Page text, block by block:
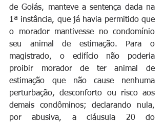
de Goiás, manteve a sentença dada na
1ª instância, que já havia permitido que
o morador mantivesse no condomínio
seu animal de estimação. Para o
magistrado, o edifício não poderia
proibir morador de ter animal de
estimação que não cause nenhuma
perturbação, desconforto ou risco aos
demais condôminos; declarando nula,
por abusiva, a cláusula 20 do